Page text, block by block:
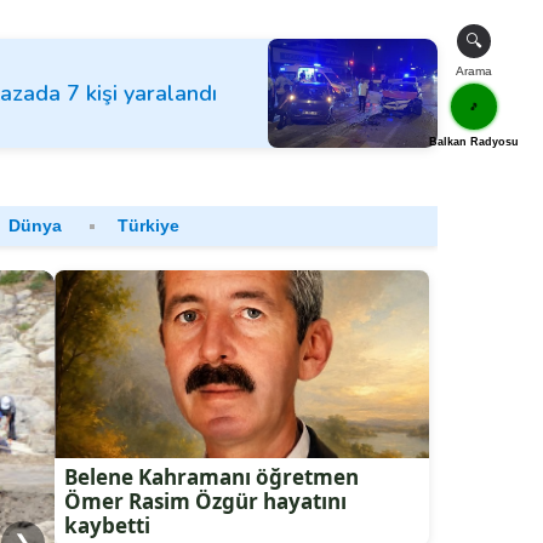
7 kişi yaralandı
Dünya Türkiye
Belene Kahramanı öğretmen
Ömer Rasim Özgür hayatını
kaybetti
🔍
Arama
🎵
Balkan Radyosu